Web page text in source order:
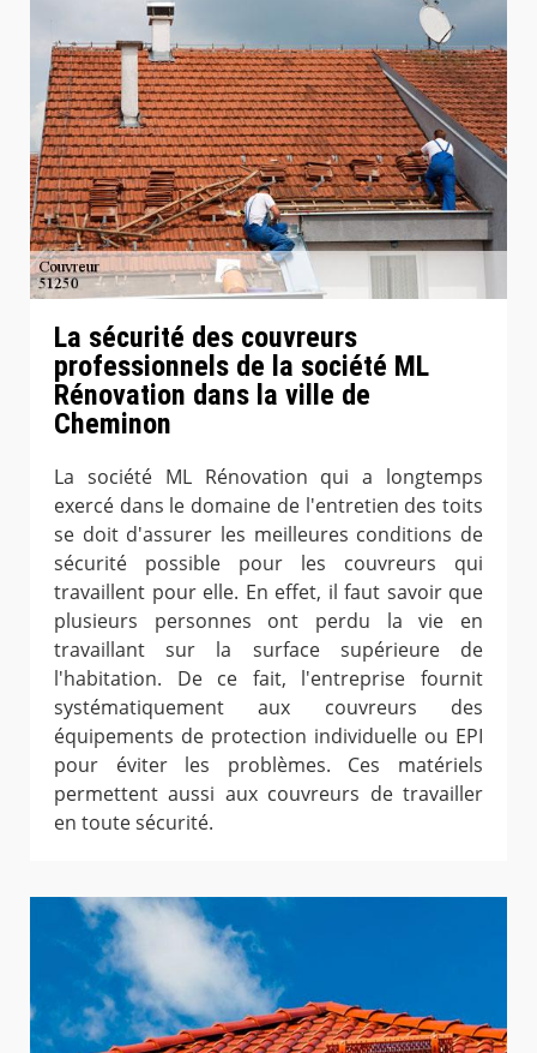
La sécurité des couvreurs
professionnels de la société ML
Rénovation dans la ville de
Cheminon
La société ML Rénovation qui a longtemps
exercé dans le domaine de l'entretien des toits
se doit d'assurer les meilleures conditions de
sécurité possible pour les couvreurs qui
travaillent pour elle. En effet, il faut savoir que
plusieurs personnes ont perdu la vie en
travaillant sur la surface supérieure de
l'habitation. De ce fait, l'entreprise fournit
systématiquement aux couvreurs des
équipements de protection individuelle ou EPI
pour éviter les problèmes. Ces matériels
permettent aussi aux couvreurs de travailler
en toute sécurité.